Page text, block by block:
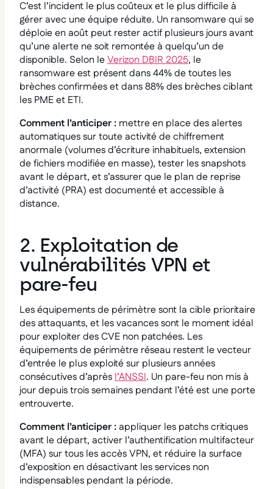
C’est l’incident le plus coûteux et le plus difficile à
gérer avec une équipe réduite. Un ransomware qui se
déploie en août peut rester actif plusieurs jours avant
qu’une alerte ne soit remontée à quelqu’un de
disponible. Selon leVerizon DBIR 2025, le
ransomware est présent dans 44% de toutes les
brèches confirmées et dans 88% des brèches ciblant
les PME et ETI.
Comment l’anticiper : mettre en place des alertes
automatiques sur toute activité de chiffrement
anormale (volumes d’écriture inhabituels, extension
de fichiers modifiée en masse), tester les snapshots
avant le départ, et s’assurer que le plan de reprise
d’activité (PRA) est documenté et accessible à
distance.
2. Exploitation de
vulnérabilités VPN et
pare-feu
Les équipements de périmètre sont la cible prioritaire
des attaquants, et les vacances sont le moment idéal
pour exploiter des CVE non patchées. Les
équipements de périmètre réseau restent le vecteur
d’entrée le plus exploité sur plusieurs années
consécutives d’aprèsl’ANSSI. Un pare-feu non mis à
jour depuis trois semaines pendant l’été est une porte
entrouverte.
Comment l’anticiper :appliquer les patchs critiques
avant le départ, activer l’authentification multifacteur
(MFA) sur tous les accès VPN, et réduire la surface
d’exposition en désactivant les services non
indispensables pendant la période.